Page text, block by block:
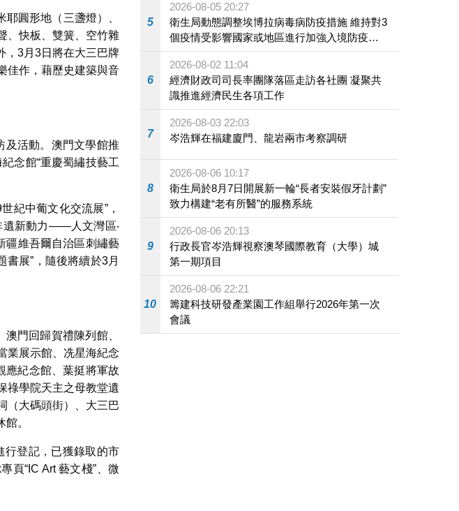
圓形地（三盞燈）、
、快板、雙簧、空竹雜
，3月3日將在大三巴牌
佳作，藉歷史建築與音
及活動。澳門文學館推
念館“重慶蜀繡技藝工
紀中葡文化交流展”，
遺新動力——人文灣區‧
疆維吾爾自治區刺繡藝
展”，隨後將續於3月
門回歸賀禮陳列館、
業展示館、冼星海紀念
應紀念館、葉挺將軍故
祿學院天主之母教堂遺
（大碼頭街）、大三巴
。
行登記，已獲錄取的市
頁“IC Art 藝文棧”、微
5
2026-08-05 20:27
衛生局動態調整埃博拉病毒病防疫措施 維持對3
個疫情受影響國家或地區進行加強入境防疫措
施
6
2026-08-02 11:04
經濟財政司司長率團隊落區走訪各社團 凝聚共
識推進經濟民生各項工作
7
2026-08-03 22:03
岑浩輝在福建廈門、龍岩兩市考察調研
8
2026-08-06 10:17
衛生局於8月7日開展新一輪“長者安裝假牙計劃”
致力構建“老有所醫”的服務系統
9
2026-08-06 20:13
行政長官岑浩輝視察澳琴國際教育（大學）城
第一期項目
10
2026-08-06 22:21
籌建科技研發產業園工作組舉行2026年第一次
會議